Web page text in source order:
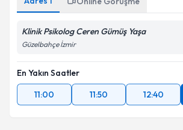
Metni'ni okudum ve kişisel
Klinik Psikolog Ceren Gümüş Yaşa
Güzelbahçe İzmir
En Yakın Saatler
11:00
11:50 12:40